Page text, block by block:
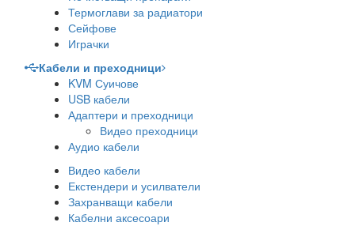
Термоглави за радиатори
Сейфове
Играчки
Кабели и преходници
KVM Суичове
USB кабели
Адаптери и преходници
Видео преходници
Аудио кабели
Видео кабели
Екстендери и усилватели
Захранващи кабели
Кабелни аксесоари